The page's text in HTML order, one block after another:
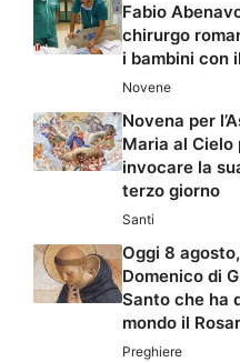
Fabio
chirurgo
i bambini con
Novene
Novena per
Maria al Cielo
invocare la
terzo giorno
Santi
Oggi 8
Domenico di
Santo che ha
mondo il
Preghiere